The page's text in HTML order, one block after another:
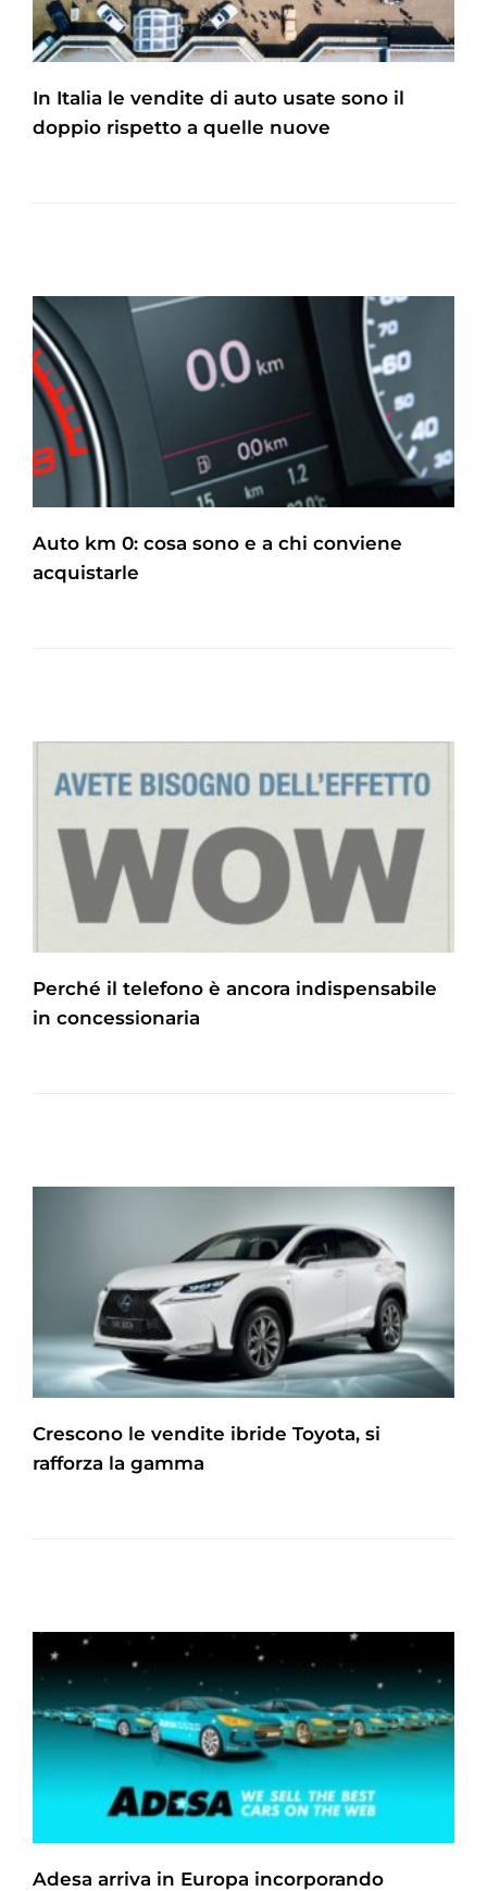
In Italia le vendite di auto usate sono il
doppio rispetto a quelle nuove
Auto km 0: cosa sono e a chi conviene
acquistarle
Perché il telefono è ancora indispensabile
in concessionaria
Crescono le vendite ibride Toyota, si
rafforza la gamma
Adesa arriva in Europa incorporando